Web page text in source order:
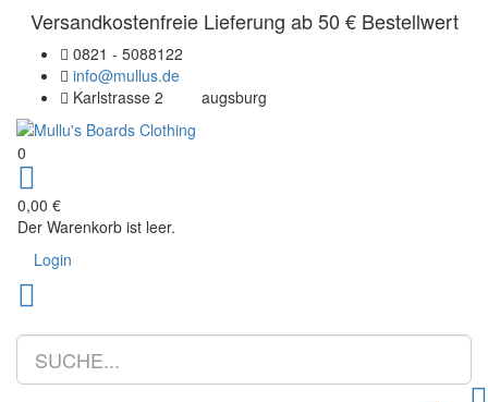
Versandkostenfreie Lieferung ab 50 € Bestellwert
0821 - 5088122
info@mullus.de
Karlstrasse 2
augsburg
0
0,00 €
Der Warenkorb ist leer.
Login